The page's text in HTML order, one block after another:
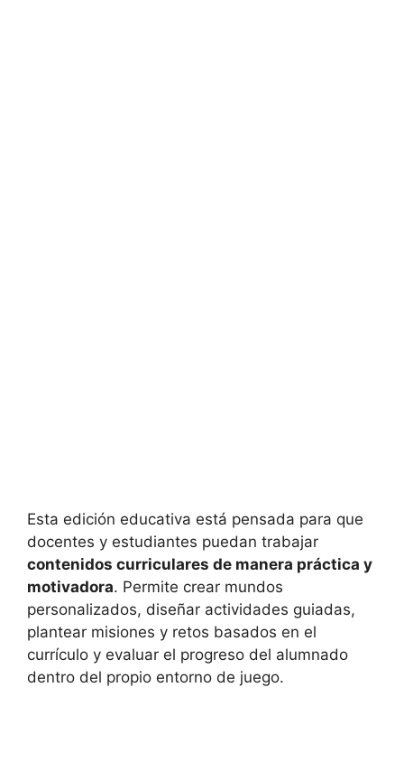
Esta edición educativa está pensada para que
docentes y estudiantes puedan trabajar
contenidos curriculares de manera práctica y
motivadora. Permite crear mundos
personalizados, diseñar actividades guiadas,
plantear misiones y retos basados en el
currículo y evaluar el progreso del alumnado
dentro del propio entorno de juego.